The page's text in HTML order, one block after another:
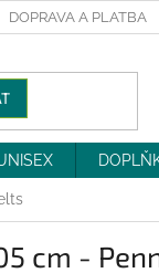
DOPRAVA A PLATBA
cm -